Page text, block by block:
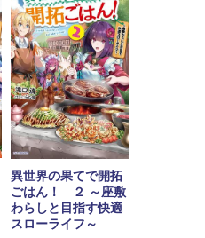
異世界の果てで開拓
ごはん！ ２ ～座敷
わらしと目指す快適
スローライフ～